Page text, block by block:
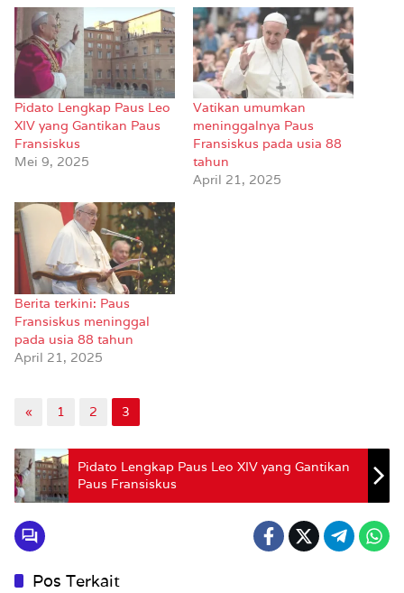
Pidato Lengkap Paus Leo
XIV yang Gantikan Paus
Fransiskus
Mei 9, 2025
Vatikan umumkan
meninggalnya Paus
Fransiskus pada usia 88
tahun
April 21, 2025
Berita terkini: Paus
Fransiskus meninggal
pada usia 88 tahun
April 21, 2025
« 1 2 3
Pidato Lengkap Paus Leo XIV yang Gantikan
Paus Fransiskus
Pos Terkait